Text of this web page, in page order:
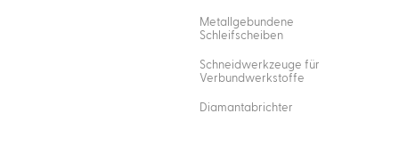
Metallgebundene
Schleifscheiben
Schneidwerkzeuge für
Verbundwerkstoffe
Diamantabrichter